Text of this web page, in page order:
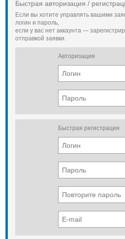
Быстрая авторизация /
Если вы хотите управлять вашими
логин и пароль,
если у вас нет аккаунта —
отправкой заявки.
Авторизация
Быстрая регистрация